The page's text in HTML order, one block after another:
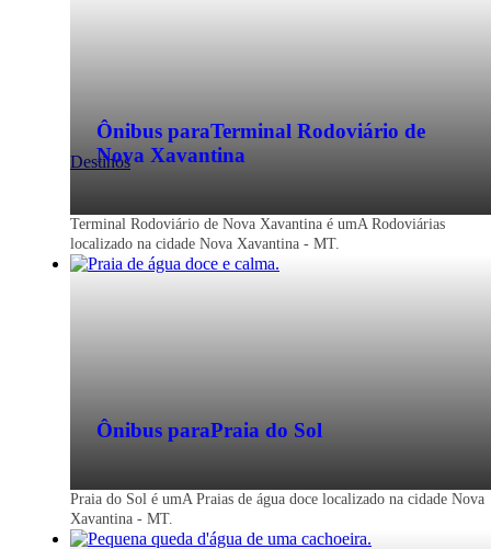
Destinos
Ônibus paraTerminal Rodoviário de
Nova Xavantina
Terminal Rodoviário de Nova Xavantina é umA Rodoviárias
localizado na cidade Nova Xavantina - MT.
Ônibus paraPraia do Sol
Praia do Sol é umA Praias de água doce localizado na cidade Nova
Xavantina - MT.